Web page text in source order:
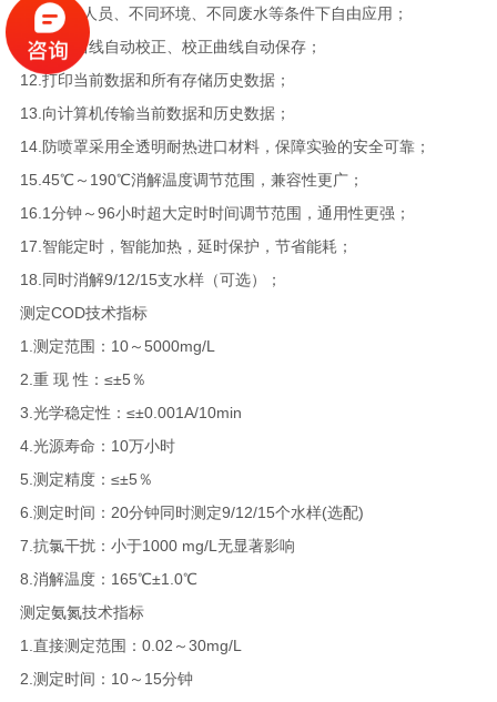
可在不同人员、不同环境、不同废水等条件下自由应用；
11.支持曲线自动校正、校正曲线自动保存；
12.打印当前数据和所有存储历史数据；
13.向计算机传输当前数据和历史数据；
14.防喷罩采用全透明耐热进口材料，保障实验的安全可靠；
15.45℃～190℃消解温度调节范围，兼容性更广；
16.1分钟～96小时超大定时时间调节范围，通用性更强；
17.智能定时，智能加热，延时保护，节省能耗；
18.同时消解9/12/15支水样（可选）；
测定COD技术指标
1.测定范围：10～5000mg/L
2.重 现 性：≤±5％
3.光学稳定性：≤±0.001A/10min
4.光源寿命：10万小时
5.测定精度：≤±5％
6.测定时间：20分钟同时测定9/12/15个水样(选配)
7.抗氯干扰：小于1000 mg/L无显著影响
8.消解温度：165℃±1.0℃
测定氨氮技术指标
1.直接测定范围：0.02～30mg/L
2.测定时间：10～15分钟